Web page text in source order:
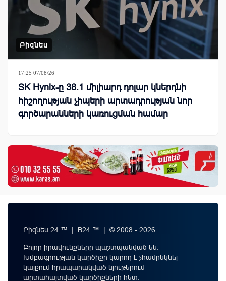
Բիզնես
17:25 07/08/26
SK Hynix-ը 38.1 միլիարդ դոլար կներդնի
հիշողության չիպերի արտադրության նոր
գործարանների կառուցման համար
Բիզնես 24 ™ | B24 ™ | © 2008 - 2026
Բոլոր իրավունքները պաշտպանված են:
Խմբագրության կարծիքը կարող է չհամընկնել
կայքում հրապարակված նյութերում
արտահայտված կարծիքների հետ: